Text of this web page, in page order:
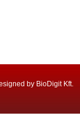
by BioDigit Kft.